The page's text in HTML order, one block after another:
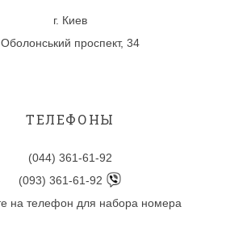
г. Киев
Оболонський проспект, 34
ТЕЛЕФОНЫ
(044) 361-61-92
(093) 361-61-92
на телефон для набора номера